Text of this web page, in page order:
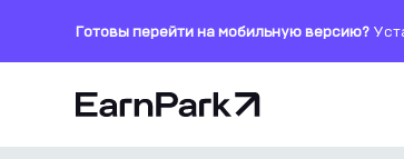
Готовы перейти на мобильную версию?
Главная страница